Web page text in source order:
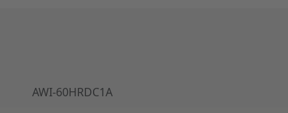
AWI-60HRDC1A